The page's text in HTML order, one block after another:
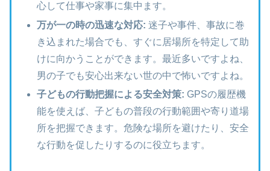
心して仕事や家事に集中ます。
万が一の時の迅速な対応: 迷子や事件、事故に巻
き込まれた場合でも、すぐに居場所を特定して助
けに向かうことができます。最近多いですよね、
男の子でも安心出来ない世の中で怖いですよね。
子どもの行動把握による安全対策: GPSの履歴機
能を使えば、子どもの普段の行動範囲や寄り道場
所を把握できます。危険な場所を避けたり、安全
な行動を促したりするのに役立ちます。